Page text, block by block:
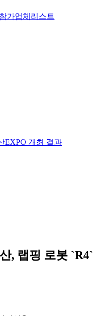
가업체리스트
EXPO 개최 결과
, 랩핑 로봇 `R4`